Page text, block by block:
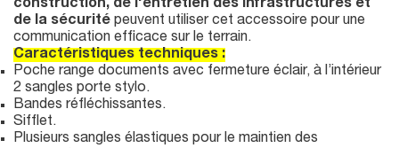
construction, de l'entretien des infrastructures et
de la sécurité peuvent utiliser cet accessoire pour une
communication efficace sur le terrain.
Caractéristiques techniques :
Poche range documents avec fermeture éclair, à l’intérieur
2 sangles porte stylo.
Bandes réfléchissantes.
Sifflet.
Plusieurs sangles élastiques pour le maintien des